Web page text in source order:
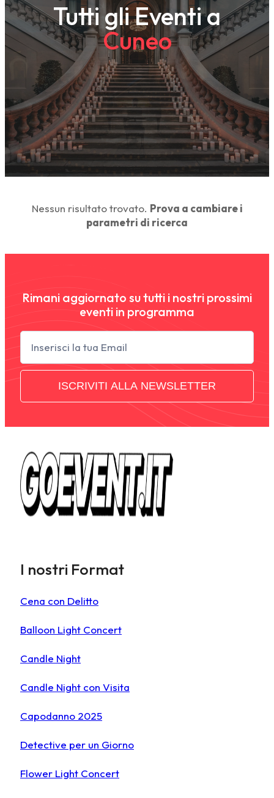
Tutti gli Eventi a
Cuneo
Nessun risultato trovato. Prova a cambiare i
parametri di ricerca
Rimani aggiornato su tutti i nostri prossimi
eventi in programma
Newsletter
ISCRIVITI ALLA NEWSLETTER
I nostri Format
Cena con Delitto
Balloon Light Concert
Candle Night
Candle Night con Visita
Capodanno 2025
Detective per un Giorno
Flower Light Concert